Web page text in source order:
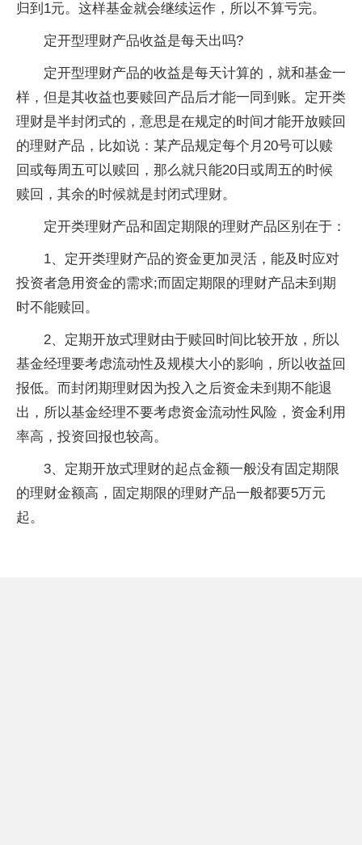
归到1元。这样基金就会继续运作，所以不算亏完。
定开型理财产品收益是每天出吗?
定开型理财产品的收益是每天计算的，就和基金一
样，但是其收益也要赎回产品后才能一同到账。定开类
理财是半封闭式的，意思是在规定的时间才能开放赎回
的理财产品，比如说：某产品规定每个月20号可以赎
回或每周五可以赎回，那么就只能20日或周五的时候
赎回，其余的时候就是封闭式理财。
定开类理财产品和固定期限的理财产品区别在于：
1、定开类理财产品的资金更加灵活，能及时应对
投资者急用资金的需求;而固定期限的理财产品未到期
时不能赎回。
2、定期开放式理财由于赎回时间比较开放，所以
基金经理要考虑流动性及规模大小的影响，所以收益回
报低。而封闭期理财因为投入之后资金未到期不能退
出，所以基金经理不要考虑资金流动性风险，资金利用
率高，投资回报也较高。
3、定期开放式理财的起点金额一般没有固定期限
的理财金额高，固定期限的理财产品一般都要5万元
起。